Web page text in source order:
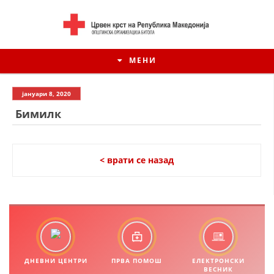
МЕНИ
ИСТОРИЈАТ НА ЦКРМ
ИСТОРИЈАТ НА ДВИЖЕЊЕТО
јануари 8, 2020
Бимилк
< врати се назад
ДНЕВНИ ЦЕНТРИ ПРВА ПОМОШ
ЕЛЕКТРОНСКИ
ВЕСНИК